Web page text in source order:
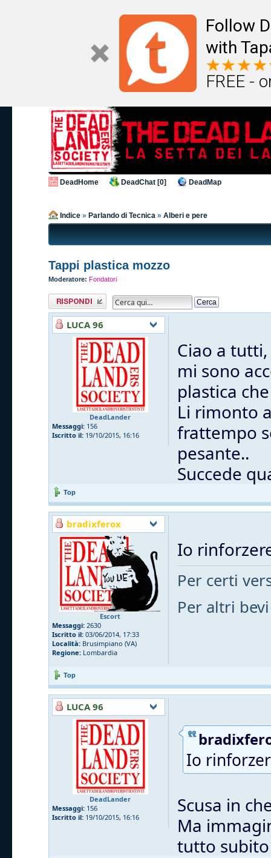
Follow
with
FREE -
DeadHome DeadChat [0] DeadMap
Indice » Parlando di Tecnica » Alberi e pere
Tappi plastica mozzo
Moderatore: Fondatori
Rispondi al
messaggio
LUCA 96
DeadLander
Messaggi: 156
Iscritto il: 19/10/2015, 16:16
Ciao a tutti,
mi sono
plastica
Li rimonto
frattempo
pesante..
Succede
Top
bradixferox
Escort
Messaggi: 2630
Iscritto il: 03/06/2014, 17:33
Località: Brusimpiano (VA)
Regione: Lombardia
Io
Per certi
Per altri bevi
Top
LUCA 96
DeadLander
Messaggi: 156
Iscritto il: 19/10/2015, 16:16
Io
Scusa in
Ma
tutto